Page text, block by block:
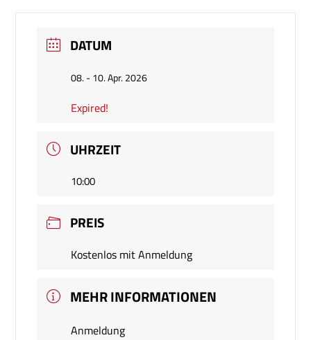
DATUM
08. - 10. Apr. 2026
Expired!
UHRZEIT
10:00
PREIS
Kostenlos mit Anmeldung
MEHR INFORMATIONEN
Anmeldung